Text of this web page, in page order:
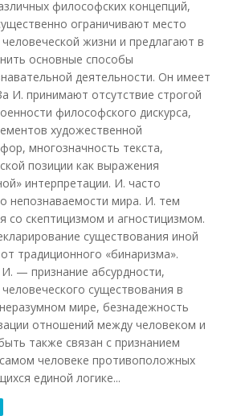
философских концепций,
ограничивают место
жизни и предлагают в
основные способы
деятельности. Он имеет
И. принимают отсутствие строгой
философского дискурса,
художественной
многозначность текста,
позиции как выражения
интерпретации. И. часто
непознаваемости мира. И. тем
со скептицизмом и агностицизмом.
существования иной
традиционного «бинаризма».
— признание абсурдности,
существования в
мире, безнадежность
отношений между человеком и
также связан с признанием
человеке противоположных
единой логике...